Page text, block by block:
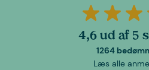
4,6 ud af 5
1264
Læs alle